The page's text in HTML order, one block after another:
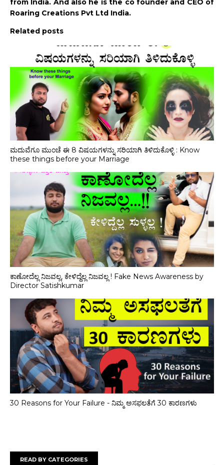
from India. And also he is the co founder and CEO of
Roaring Creations Pvt Ltd India.
Related posts
ಮದುವೆಗೂ ಮುಂಚೆ ಈ 8 ವಿಷಯಗಳನ್ನು ಸರಿಯಾಗಿ ತಿಳಿದುಕೊಳ್ಳಿ : Know
these things before your Marriage
ಕಾಣೋದೆಲ್ಲ ನಿಜವಲ್ಲ, ಕೇಳಿದ್ದೆಲ್ಲ ನಿಜವಲ್ಲ ! Fake News Awareness by
Director Satishkumar
30 Reasons for Your Failure - ನಿಮ್ಮ ಅಸಫಲತೆಗೆ 30 ಕಾರಣಗಳು
READ BY CATEGORIES